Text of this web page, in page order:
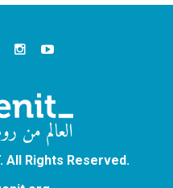
All Rights Reserved.